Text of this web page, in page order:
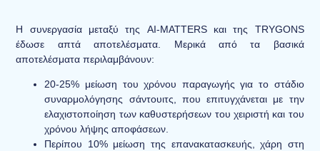
Η συνεργασία μεταξύ της AI-MATTERS και της TRYGONS
έδωσε απτά αποτελέσματα. Μερικά από τα βασικά
αποτελέσματα περιλαμβάνουν:
20-25% μείωση του χρόνου παραγωγής για το στάδιο
συναρμολόγησης σάντουιτς, που επιτυγχάνεται με την
ελαχιστοποίηση των καθυστερήσεων του χειριστή και του
χρόνου λήψης αποφάσεων.
Περίπου 10% μείωση της επανακατασκευής, χάρη στη